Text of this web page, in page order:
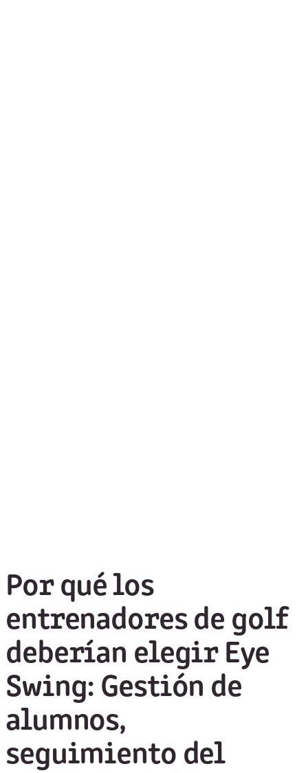
Por qué los
entrenadores de golf
deberían elegir Eye
Swing: Gestión de
alumnos,
seguimiento del